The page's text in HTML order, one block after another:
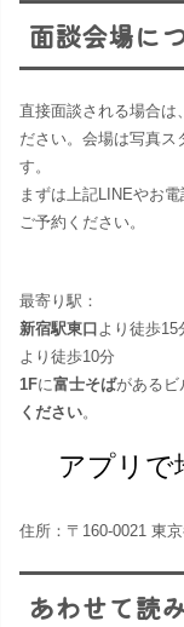
面談会場に
直接面談される場合は、
ださい。​会場は写真ス
す。
まずは上記LINEやお
ご予約ください。
最寄り駅：
新宿駅東口 より徒歩15
より徒歩10分
1Fに富士そばがあるビ
ください。
アプリで
住所：〒160-0021 東
あわせて読